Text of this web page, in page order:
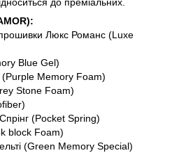
до преміальних.
):
Люкс Романс (Luxe
Blue Gel)
Memory Foam)
Stone Foam)
(Pocket Spring)
block Foam)
(Green Memory Special)